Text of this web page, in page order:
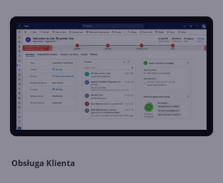
Obsługa Klienta